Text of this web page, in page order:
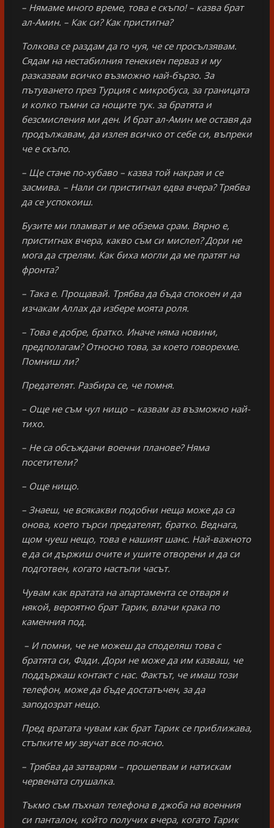
– Нямаме много време, това е скъпо! – казва брат
ал-Амин. – Как си? Как пристигна?
Толкова се раздам да го чуя, че се просълзявам.
Сядам на нестабилния тенекиен перваз и му
разказвам всичко възможно най-бързо. За
пътуването през Турция с микробуса, за границата
и колко тъмни са нощите тук. за братята и
безсмисления ми ден. И брат ал-Амин ме оставя да
продължавам, да излея всичко от себе си, въпреки
че е скъпо.
– Ще стане по-хубаво – казва той накрая и се
засмива. – Нали си пристигнал едва вчера? Трябва
да се успокоиш.
Бузите ми пламват и ме обзема срам. Вярно е,
пристигнах вчера, какво съм си мислел? Дори не
мога да стрелям. Как биха могли да ме пратят на
фронта?
– Така е. Прощавай. Трябва да бъда спокоен и да
изчакам Аллах да избере моята роля.
– Това е добре, братко. Иначе няма новини,
предполагам? Относно това, за което говорехме.
Помниш ли?
Предателят. Разбира се, че помня.
– Още не съм чул нищо – казвам аз възможно най-
тихо.
– Не са обсъждани военни планове? Няма
посетители?
– Още нищо.
– Знаеш, че всякакви подобни неща може да са
онова, което търси предателят, братко. Веднага,
щом чуеш нещо, това е нашият шанс. Най-важното
е да си държиш очите и ушите отворени и да си
подготвен, когато настъпи часът.
Чувам как вратата на апартамента се отваря и
някой, вероятно брат Тарик, влачи крака по
каменния под.
– И помни, че не можеш да споделяш това с
братята си, Фади. Дори не може да им казваш, че
поддържаш контакт с нас. Фактът, че имаш този
телефон, може да бъде достатъчен, за да
заподозрат нещо.
Пред вратата чувам как брат Тарик се приближава,
стъпките му звучат все по-ясно.
– Трябва да затварям – прошепвам и натискам
червената слушалка.
Тъкмо съм пъхнал телефона в джоба на военния
си панталон, който получих вчера, когато Тарик